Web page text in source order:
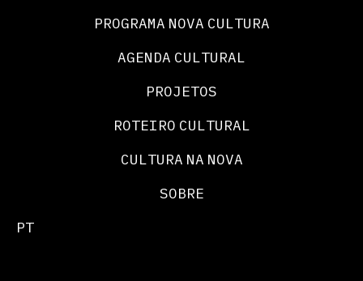
PROGRAMA NOVA CULTURA
AGENDA CULTURAL
PROJETOS
ROTEIRO CULTURAL
CULTURA NA NOVA
SOBRE
PT